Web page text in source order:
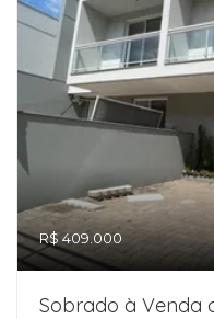
R$ 409.000
Sobrado à Venda